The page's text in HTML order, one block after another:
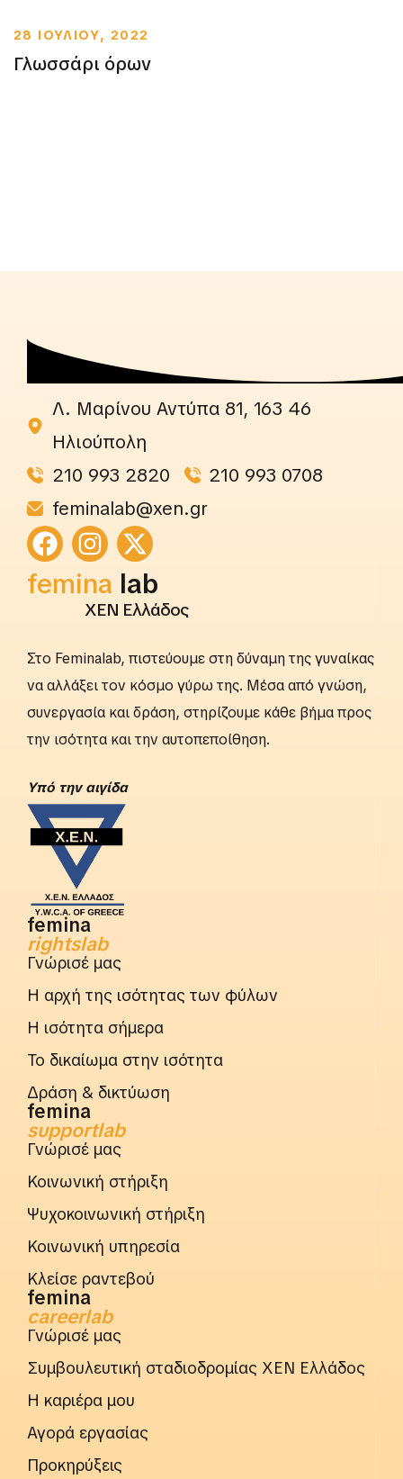
28 ΙΟΥΛΙΟΥ, 2022
Γλωσσάρι όρων
Λ. Μαρίνου Αντύπα 81, 163 46
Ηλιούπολη
210 993 2820
210 993 0708
feminalab@xen.gr
femina lab
ΧΕΝ Ελλάδος
Στο Feminalab, πιστεύουμε στη δύναμη της γυναίκας
να αλλάξει τον κόσμο γύρω της. Μέσα από γνώση,
συνεργασία και δράση, στηρίζουμε κάθε βήμα προς
την ισότητα και την αυτοπεποίθηση.
Yπό την αιγίδα
femina
rightslab
Γνώρισέ μας
Η αρχή της ισότητας των φύλων
Η ισότητα σήμερα
Το δικαίωμα στην ισότητα
Δράση & δικτύωση
femina
supportlab
Γνώρισέ μας
Κοινωνική στήριξη
Ψυχοκοινωνική στήριξη
Κοινωνική υπηρεσία
Κλείσε ραντεβού
femina
careerlab
Γνώρισέ μας
Συμβουλευτική σταδιοδρομίας ΧΕΝ Ελλάδος
Η καριέρα μου
Αγορά εργασίας
Προκηρύξεις